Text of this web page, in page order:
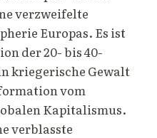
verzweifelte
Europas. Es ist
der 20- bis 40-
kriegerische Gewalt
vom
Kapitalismus.
verblasste